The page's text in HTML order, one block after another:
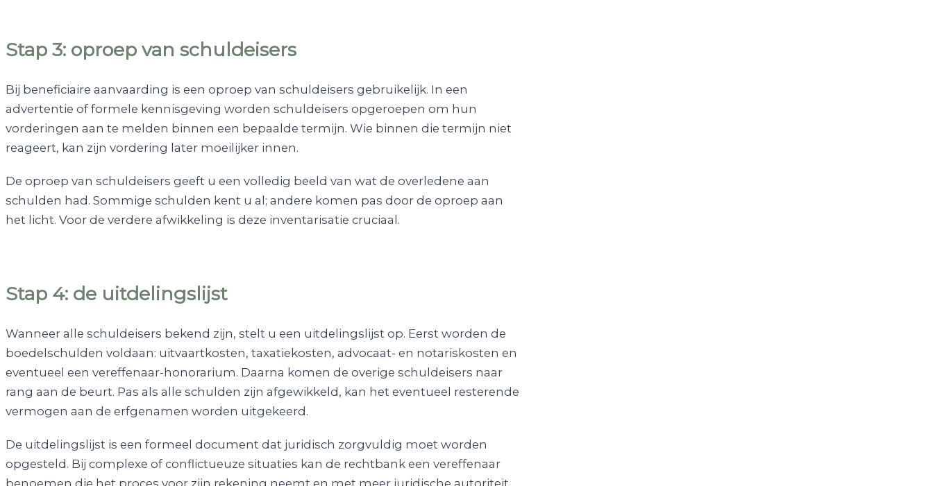
Stap 3: oproep van schuldeisers
Bij beneficiaire aanvaarding is een oproep van schuldeisers gebruikelijk. In een
advertentie of formele kennisgeving worden schuldeisers opgeroepen om hun
vorderingen aan te melden binnen een bepaalde termijn. Wie binnen die termijn niet
reageert, kan zijn vordering later moeilijker innen.
De oproep van schuldeisers geeft u een volledig beeld van wat de overledene aan
schulden had. Sommige schulden kent u al; andere komen pas door de oproep aan
het licht. Voor de verdere afwikkeling is deze inventarisatie cruciaal.
Stap 4: de uitdelingslijst
Wanneer alle schuldeisers bekend zijn, stelt u een uitdelingslijst op. Eerst worden de
boedelschulden voldaan: uitvaartkosten, taxatiekosten, advocaat- en notariskosten en
eventueel een vereffenaar-honorarium. Daarna komen de overige schuldeisers naar
rang aan de beurt. Pas als alle schulden zijn afgewikkeld, kan het eventueel resterende
vermogen aan de erfgenamen worden uitgekeerd.
De uitdelingslijst is een formeel document dat juridisch zorgvuldig moet worden
opgesteld. Bij complexe of conflictueuze situaties kan de rechtbank een vereffenaar